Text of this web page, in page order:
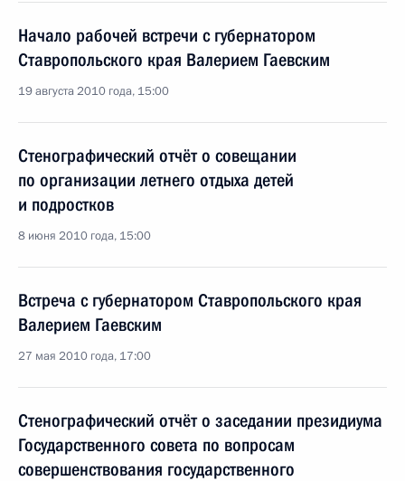
Начало рабочей встречи с губернатором
Ставропольского края Валерием Гаевским
19 августа 2010 года, 15:00
Стенографический отчёт о совещании
по организации летнего отдыха детей
и подростков
8 июня 2010 года, 15:00
Встреча с губернатором Ставропольского края
Валерием Гаевским
27 мая 2010 года, 17:00
Стенографический отчёт о заседании президиума
Государственного совета по вопросам
совершенствования государственного